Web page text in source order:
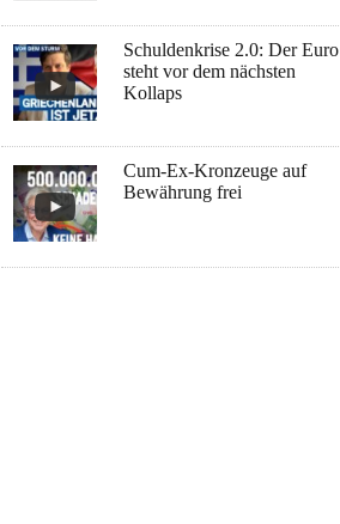
Schuldenkrise 2.0: Der Euro
steht vor dem nächsten
Kollaps
Cum-Ex-Kronzeuge auf
Bewährung frei